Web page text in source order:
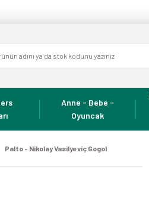
Anne - Bebe -
Oyuncak
Palto - Nikolay Vasilyeviç Gogol